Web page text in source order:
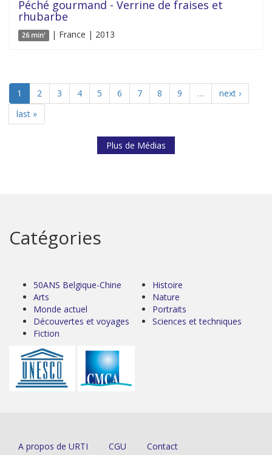
Péché gourmand - Verrine de fraises et
rhubarbe
26 min' | France | 2013
1 2 3 4 5 6 7 8 9 …
next ›
last »
Plus de Médias
Catégories
50ANS Belgique-Chine
Arts
Monde actuel
Découvertes et voyages
Fiction
Histoire
Nature
Portraits
Sciences et techniques
A propos de URTI CGU Contact